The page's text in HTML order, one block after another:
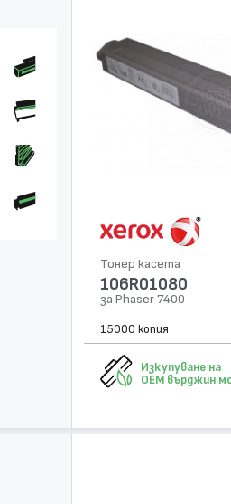
Тонер касета
106R01080
за Phaser 7400
15000 копия
Изкупуване на
OEM върджин